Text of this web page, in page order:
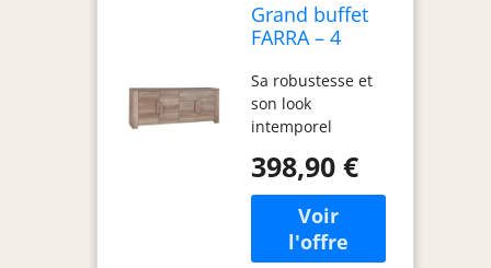
Grand buffet
FARRA – 4
Dab Canyon –
216 x 85 x 47
cm
Sa robustesse et
son look
intemporel
398,90 €